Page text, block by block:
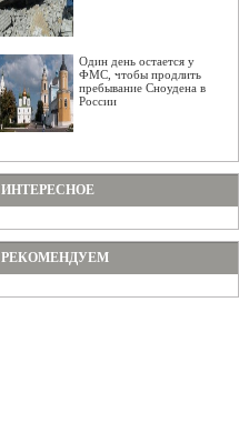
Один день остается у
ФМС, чтобы продлить
пребывание Сноудена в
России
ИНТЕРЕСНОЕ
РЕКОМЕНДУЕМ